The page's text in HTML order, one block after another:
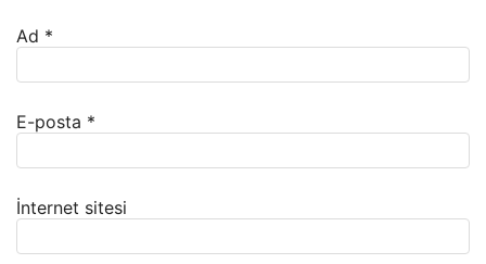
Ad *
E-posta *
İnternet sitesi